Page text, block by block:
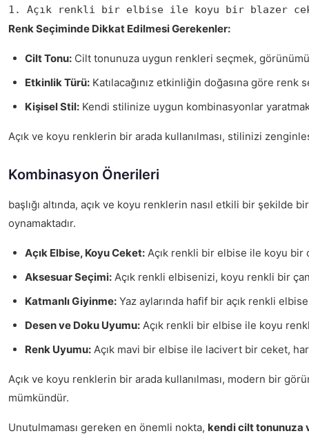
1. Açık renkli bir elbise ile koyu bir blazer
Renk Seçiminde Dikkat Edilmesi Gerekenler:
Cilt Tonu: Cilt tonunuza uygun renkleri seçmek,
Etkinlik Türü: Katılacağınız etkinliğin doğasına göre
Kişisel Stil: Kendi stilinize uygun kombinasyonlar
Açık ve koyu renklerin bir arada kullanılması, stilinizi
Kombinasyon Önerileri
başlığı altında, açık ve koyu renklerin nasıl etkili bir şekilde
oynamaktadır.
Açık Elbise, Koyu Ceket: Açık renkli bir elbise ile koyu bir
Aksesuar Seçimi: Açık renkli elbisenizi, koyu renkli bir
Katmanlı Giyinme: Yaz aylarında hafif bir açık renkli
Desen ve Doku Uyumu: Açık renkli bir elbise ile koyu
Renk Uyumu: Açık mavi bir elbise ile lacivert bir ceket,
Açık ve koyu renklerin bir arada kullanılması, modern bir
mümkündür.
Unutulmaması gereken en önemli nokta, kendi cilt tonunuza